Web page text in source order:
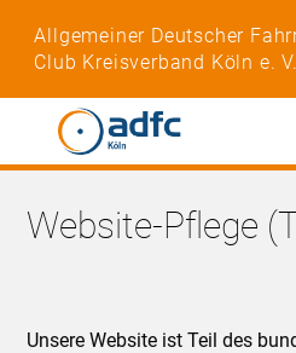
Allgemeiner Deutscher
Club Kreisverband Köln e. V.
Website-Pflege
Unsere Website ist Teil des